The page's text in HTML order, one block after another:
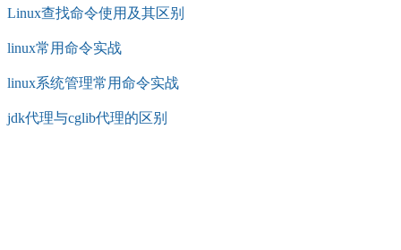
Linux查找命令使用及其区别
linux常用命令实战
linux系统管理常用命令实战
jdk代理与cglib代理的区别